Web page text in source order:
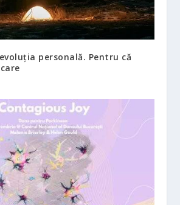
personală. Pentru că